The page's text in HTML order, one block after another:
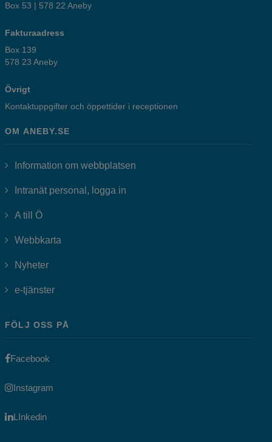
Box 53 | 578 22 Aneby
Fakturaadress
Box 139
578 23 Aneby
Övrigt
Kontaktuppgifter och öppettider i receptionen
OM ANEBY.SE
Information om webbplatsen
Intranät personal, logga in
A till Ö
Webbkarta
Nyheter
e-tjänsterLänk till annan webbplats, öppnas i nytt fönster.
FÖLJ OSS PÅ
Facebook
Instagram
LInkedinLänk till annan webbplats, öppnas i nytt fönster.